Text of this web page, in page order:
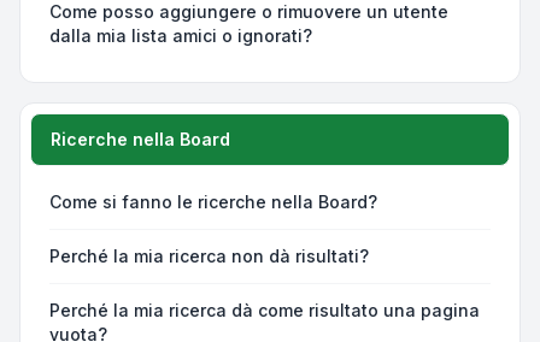
Come posso aggiungere o rimuovere un utente
dalla mia lista amici o ignorati?
Ricerche nella Board
Come si fanno le ricerche nella Board?
Perché la mia ricerca non dà risultati?
Perché la mia ricerca dà come risultato una pagina
vuota?